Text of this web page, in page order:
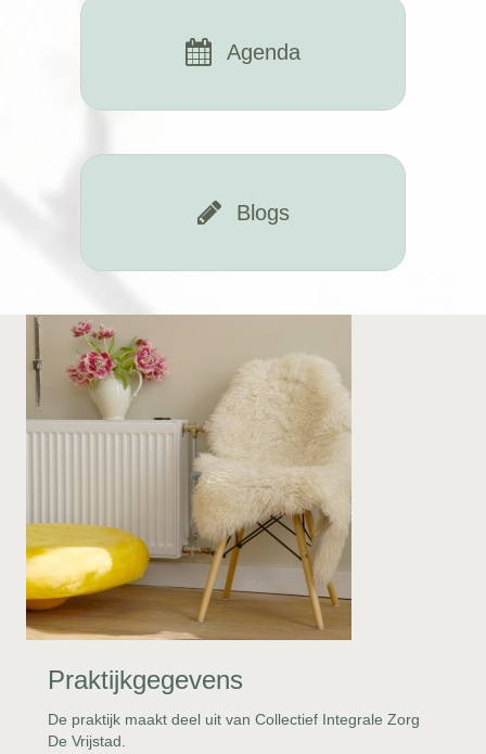
Agenda
Blogs
Praktijkgegevens
De praktijk maakt deel uit van Collectief Integrale Zorg
De Vrijstad​.